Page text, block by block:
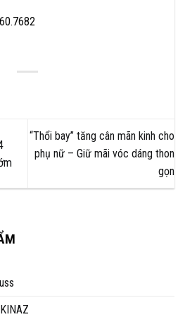
“Thổi bay” tăng cân mãn kinh cho
phụ nữ – Giữ mãi vóc dáng thon
gọn